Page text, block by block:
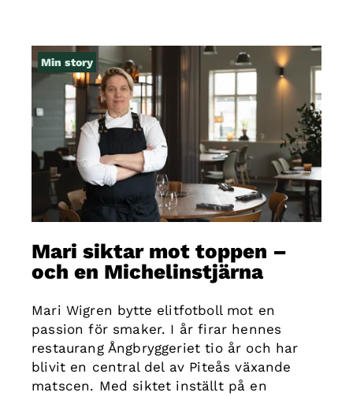
Min story
Mari siktar mot toppen –
och en Michelinstjärna
Mari Wigren bytte elitfotboll mot en
passion för smaker. I år firar hennes
restaurang Ångbryggeriet tio år och har
blivit en central del av Piteås växande
matscen. Med siktet inställt på en